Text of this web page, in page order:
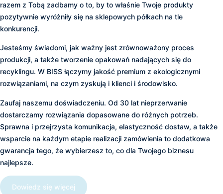
razem z Tobą zadbamy o to, by to właśnie Twoje produkty
pozytywnie wyróżniły się na sklepowych półkach na tle
konkurencji.
Jesteśmy świadomi, jak ważny jest zrównoważony proces
produkcji, a także tworzenie opakowań nadających się do
recyklingu. W BISS łączymy jakość premium z ekologicznymi
rozwiązaniami, na czym zyskują i klienci i środowisko.
Zaufaj naszemu doświadczeniu. Od 30 lat nieprzerwanie
dostarczamy rozwiązania dopasowane do różnych potrzeb.
Sprawna i przejrzysta komunikacja, elastyczność dostaw, a także
wsparcie na każdym etapie realizacji zamówienia to dodatkowa
gwarancja tego, że wybierzesz to, co dla Twojego biznesu
najlepsze.
Dowiedz się więcej